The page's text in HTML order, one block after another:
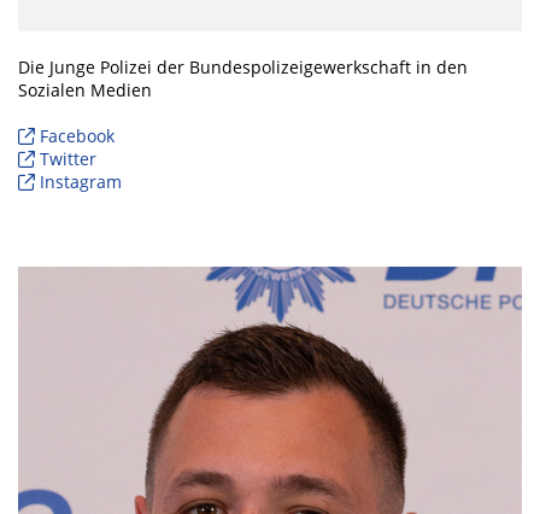
Die Junge Polizei der Bundespolizeigewerkschaft in den
Sozialen Medien
Facebook
Twitter
Instagram